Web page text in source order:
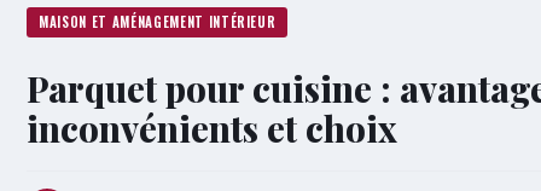
MAISON ET AMÉNAGEMENT INTÉRIEUR
Parquet pour cuisine :
inconvénients et choix